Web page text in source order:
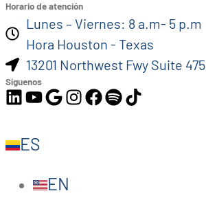
Horario de atención
Lunes – Viernes: 8 a.m- 5 p.m
Hora Houston - Texas
13201 Northwest Fwy Suite 475
Síguenos
ES
EN